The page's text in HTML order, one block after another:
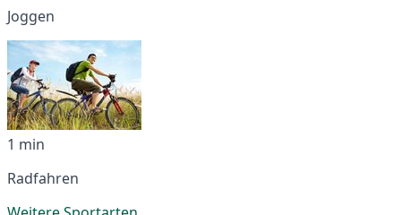
Joggen
1 min
Radfahren